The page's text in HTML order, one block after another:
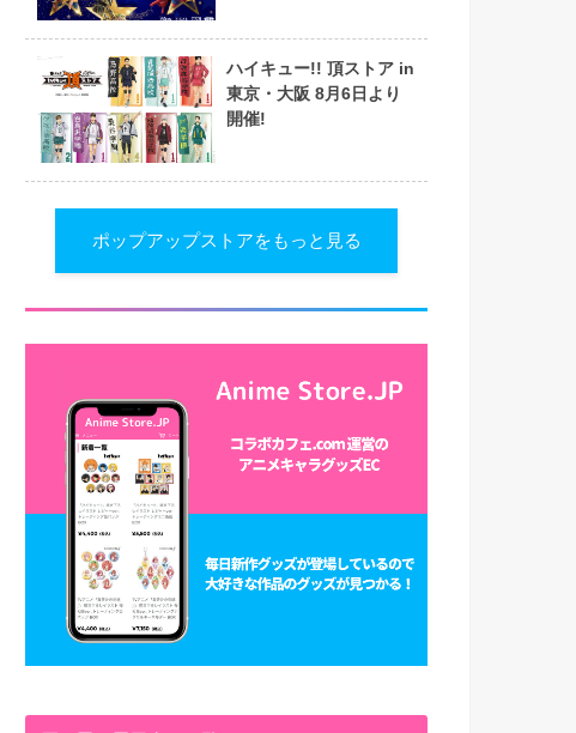
ハイキュー!! 頂ストア in
東京・大阪 8月6日より
開催!
ポップアップストアをもっと見る